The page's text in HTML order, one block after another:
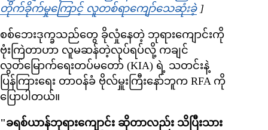
တိုက်ခိုက်မှုကြောင့် လူတစ်ရာကျော်သေဆုံးခဲ့Opens in new
]
စစ်ဘေးဒုက္ခသည်တွေ ခိုလှုံနေတဲ့ ဘုရားကျောင်းကို
ဗုံးကြဲတာဟာ လူမဆန်တဲ့လုပ်ရပ်လို့ ကချင်
လွတ်မြောက်ရေးတပ်မတော် (KIA) ရဲ့ သတင်းနဲ့
ပြန်ကြားရေး တာဝန်ခံ ဗိုလ်မှူးကြီးနော်ဘူက RFA ကို
ပြောပါတယ်။
"ခရစ်ယာန်ဘုရားကျောင်း ဆိုတာလည်း သိပြီးသား